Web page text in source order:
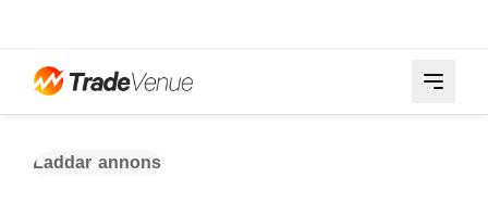
Laddar annons